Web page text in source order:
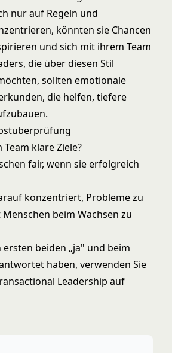
nur auf Regeln und
könnten sie Chancen
und sich mit ihrem Team
die über diesen Stil
sollten emotionale
die helfen, tiefere
klare Ziele?
fair, wenn sie erfolgreich
konzentriert, Probleme zu
beim Wachsen zu
ersten beiden „ja" und beim
haben, verwenden Sie
Leadership auf